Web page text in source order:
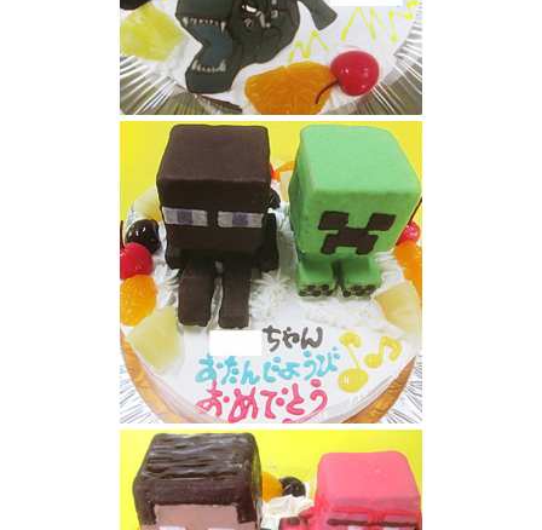
マインクラフトのエンダードラゴンイラスト
ケーキ
マインクラフトのクリーパーとエンダーマン
立体ケーキ